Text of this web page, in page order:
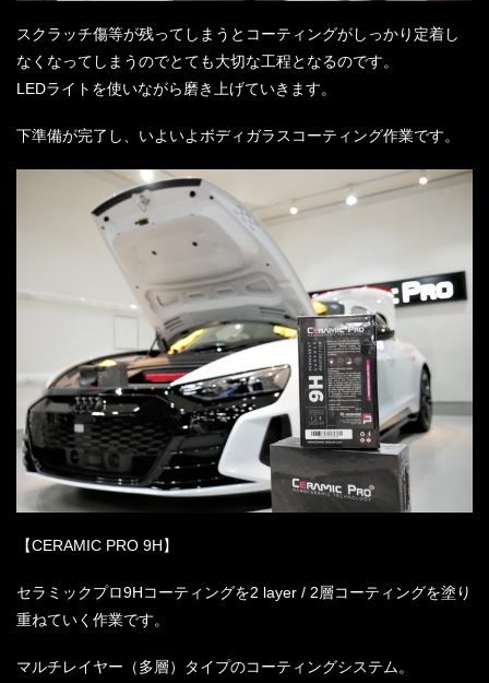
スクラッチ傷等が残ってしまうとコーティングがしっかり定着し
なくなってしまうのでとても大切な工程となるのです。
LEDライトを使いながら磨き上げていきます。
下準備が完了し、いよいよボディガラスコーティング作業です。
【CERAMIC PRO 9H】
セラミックプロ9Hコーティングを2 layer / 2層コーティングを塗り
重ねていく作業です。
マルチレイヤー（多層）タイプのコーティングシステム。